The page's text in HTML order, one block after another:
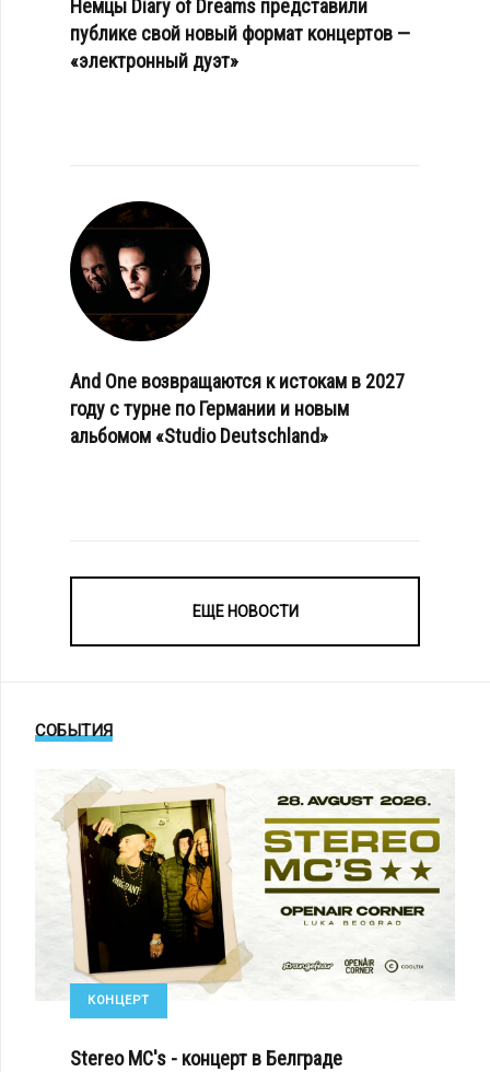
Немцы Diary of Dreams представили
публике свой новый формат концертов —
«электронный дуэт»
And One возвращаются к истокам в 2027
году с турне по Германии и новым
альбомом «Studio Deutschland»
ЕЩЕ НОВОСТИ
СОБЫТИЯ
КОНЦЕРТ
Stereo MC's - концерт в Белграде